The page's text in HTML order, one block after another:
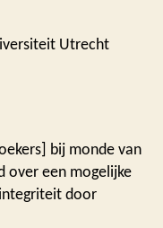
Utrecht
bij monde van
over een mogelijke
door